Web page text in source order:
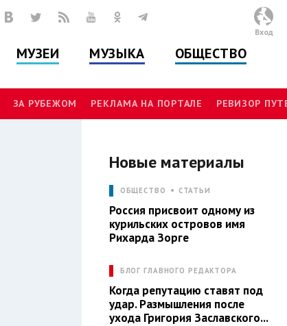
МУЗЕИ МУЗЫКА ОБЩЕСТВО
Вход
ЗА РУБЕЖОМ РЕКЛАМА НА ПОРТАЛЕ РЕВИЗОР
Новые материалы
ОБЩЕСТВО СТАТЬИ
Россия присвоит одному из
курильских островов имя
Рихарда Зорге
БЛОГ ГЛАВНОГО РЕДАКТОРА
Когда репутацию ставят под
удар. Размышления после
ухода Григория Заславского...